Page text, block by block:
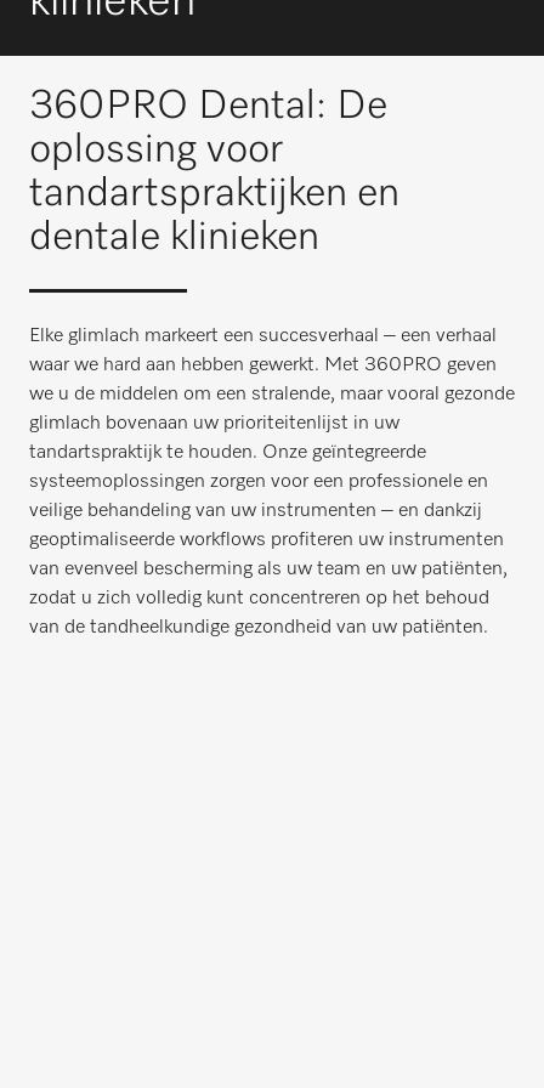
360PRO Dental: De
oplossing voor
tandartspraktijken en
dentale klinieken
Elke glimlach markeert een succesverhaal – een verhaal
waar we hard aan hebben gewerkt. Met 360PRO geven
we u de middelen om een stralende, maar vooral gezonde
glimlach bovenaan uw prioriteitenlijst in uw
tandartspraktijk te houden. Onze geïntegreerde
systeemoplossingen zorgen voor een professionele en
veilige behandeling van uw instrumenten – en dankzij
geoptimaliseerde workflows profiteren uw instrumenten
van evenveel bescherming als uw team en uw patiënten,
zodat u zich volledig kunt concentreren op het behoud
van de tandheelkundige gezondheid van uw patiënten.